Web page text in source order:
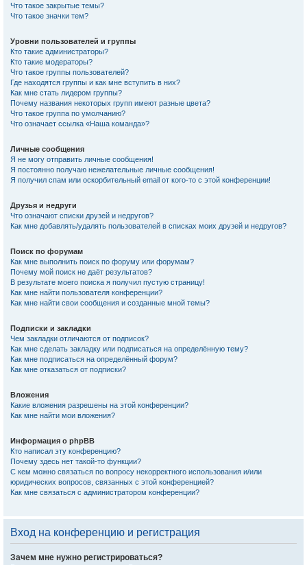
Что такое закрытые темы?
Что такое значки тем?
Уровни пользователей и группы
Кто такие администраторы?
Кто такие модераторы?
Что такое группы пользователей?
Где находятся группы и как мне вступить в них?
Как мне стать лидером группы?
Почему названия некоторых групп имеют разные цвета?
Что такое группа по умолчанию?
Что означает ссылка «Наша команда»?
Личные сообщения
Я не могу отправить личные сообщения!
Я постоянно получаю нежелательные личные сообщения!
Я получил спам или оскорбительный email от кого-то с этой конференции!
Друзья и недруги
Что означают списки друзей и недругов?
Как мне добавлять/удалять пользователей в списках моих друзей и недругов?
Поиск по форумам
Как мне выполнить поиск по форуму или форумам?
Почему мой поиск не даёт результатов?
В результате моего поиска я получил пустую страницу!
Как мне найти пользователя конференции?
Как мне найти свои сообщения и созданные мной темы?
Подписки и закладки
Чем закладки отличаются от подписок?
Как мне сделать закладку или подписаться на определённую тему?
Как мне подписаться на определённый форум?
Как мне отказаться от подписки?
Вложения
Какие вложения разрешены на этой конференции?
Как мне найти мои вложения?
Информация о phpBB
Кто написал эту конференцию?
Почему здесь нет такой-то функции?
С кем можно связаться по вопросу некорректного использования и/или
юридических вопросов, связанных с этой конференцией?
Как мне связаться с администратором конференции?
Вход на конференцию и регистрация
Зачем мне нужно регистрироваться?